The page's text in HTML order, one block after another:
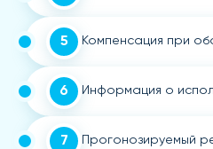
5 Компенсация при
6 Информация о
7 Прогонозируемый